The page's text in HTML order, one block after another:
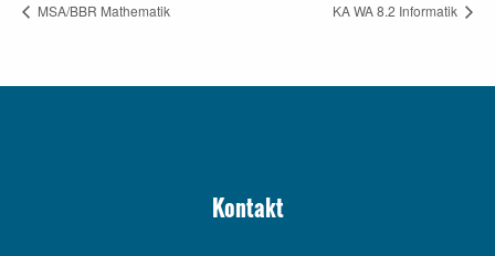
MSA/BBR Mathematik KA WA 8.2 Informatik
Kontakt